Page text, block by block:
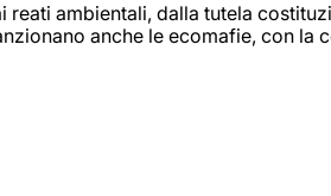
reati ambientali, dalla tutela
anche le ecomafie, con la